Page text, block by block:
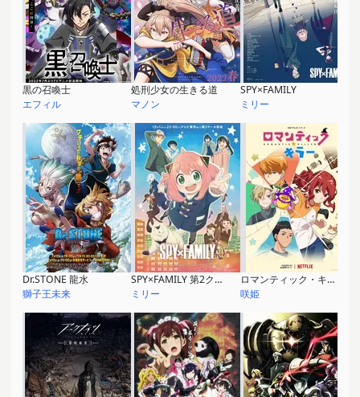
黒の召喚士
エフィル
処刑少女の生きる道
マノン
SPY×FAMILY
ミリー
Dr.STONE 龍水
獅子王未来
SPY×FAMILY 第2クール
ミリー
ロマンティック・キラー
咲姫